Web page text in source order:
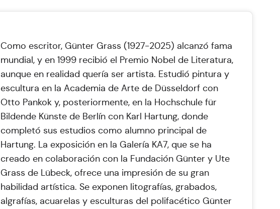
Como escritor, Günter Grass (1927-2025) alcanzó fama
mundial, y en 1999 recibió el Premio Nobel de Literatura,
aunque en realidad quería ser artista. Estudió pintura y
escultura en la Academia de Arte de Düsseldorf con
Otto Pankok y, posteriormente, en la Hochschule für
Bildende Künste de Berlín con Karl Hartung, donde
completó sus estudios como alumno principal de
Hartung. La exposición en la Galería KA7, que se ha
creado en colaboración con la Fundación Günter y Ute
Grass de Lübeck, ofrece una impresión de su gran
habilidad artística. Se exponen litografías, grabados,
algrafías, acuarelas y esculturas del polifacético Günter